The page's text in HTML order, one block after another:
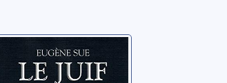
Le Juif errant -
cd3